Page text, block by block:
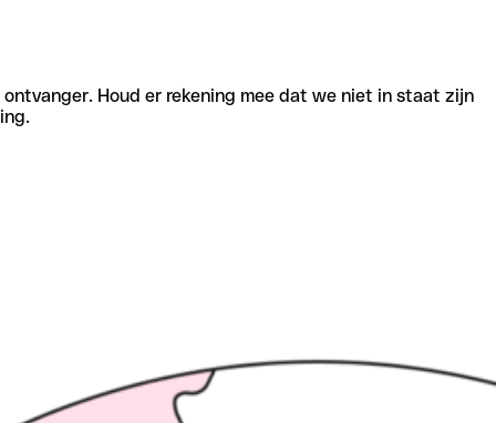
Houd er rekening mee dat we niet in staat zijn